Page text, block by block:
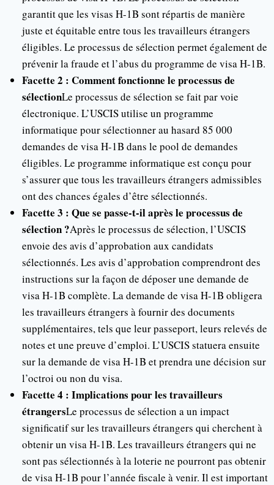
garantit que les visas H-1B sont répartis de manière
juste et équitable entre tous les travailleurs étrangers
éligibles. Le processus de sélection permet également de
prévenir la fraude et l’abus du programme de visa H-1B.
Facette 2 : Comment fonctionne le processus de
sélectionLe processus de sélection se fait par voie
électronique. L’USCIS utilise un programme
informatique pour sélectionner au hasard 85 000
demandes de visa H-1B dans le pool de demandes
éligibles. Le programme informatique est conçu pour
s’assurer que tous les travailleurs étrangers admissibles
ont des chances égales d’être sélectionnés.
Facette 3 : Que se passe-t-il après le processus de
sélection ?Après le processus de sélection, l’USCIS
envoie des avis d’approbation aux candidats
sélectionnés. Les avis d’approbation comprendront des
instructions sur la façon de déposer une demande de
visa H-1B complète. La demande de visa H-1B obligera
les travailleurs étrangers à fournir des documents
supplémentaires, tels que leur passeport, leurs relevés de
notes et une preuve d’emploi. L’USCIS statuera ensuite
sur la demande de visa H-1B et prendra une décision sur
l’octroi ou non du visa.
Facette 4 : Implications pour les travailleurs
étrangersLe processus de sélection a un impact
significatif sur les travailleurs étrangers qui cherchent à
obtenir un visa H-1B. Les travailleurs étrangers qui ne
sont pas sélectionnés à la loterie ne pourront pas obtenir
de visa H-1B pour l’année fiscale à venir. Il est important